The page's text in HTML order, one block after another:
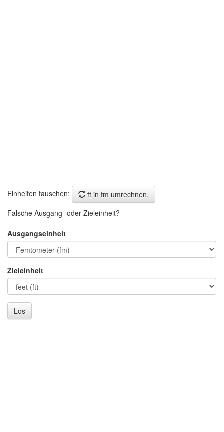
Einheiten tauschen:
ft in fm umrechnen.
Falsche Ausgang- oder Zieleinheit?
Ausgangseinheit
Zieleinheit
Los